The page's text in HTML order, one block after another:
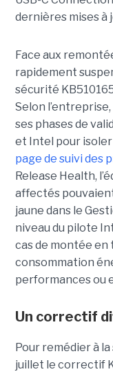
dernières mises à
Face aux
rapidement
sécurité
Selon
ses phases de
et Intel pour isoler
page de suivi des
Release Health,
affectés
jaune dans le
niveau du pilote
cas de montée
consommation
performances ou
Un correctif
Pour remédier à
juillet le correctif